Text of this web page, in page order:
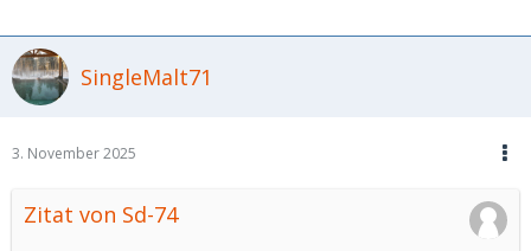
SingleMalt71
3. November 2025
Zitat von Sd-74